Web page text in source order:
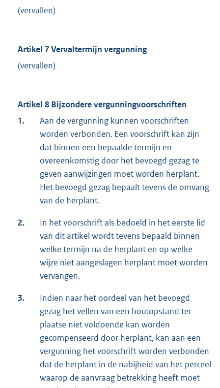
(vervallen)
Artikel 7 Vervaltermijn vergunning
(vervallen)
Artikel 8 Bijzondere vergunningvoorschriften
1.
Aan de vergunning kunnen voorschriften
worden verbonden. Een voorschrift kan zijn
dat binnen een bepaalde termijn en
overeenkomstig door het bevoegd gezag te
geven aanwijzingen moet worden herplant.
Het bevoegd gezag bepaalt tevens de omvang
van de herplant.
2.
In het voorschrift als bedoeld in het eerste lid
van dit artikel wordt tevens bepaald binnen
welke termijn na de herplant en op welke
wijze niet aangeslagen herplant moet worden
vervangen.
3.
Indien naar het oordeel van het bevoegd
gezag het vellen van een houtopstand ter
plaatse niet voldoende kan worden
gecompenseerd door herplant, kan aan een
vergunning het voorschrift worden verbonden
dat de herplant in de nabijheid van het perceel
waarop de aanvraag betrekking heeft moet